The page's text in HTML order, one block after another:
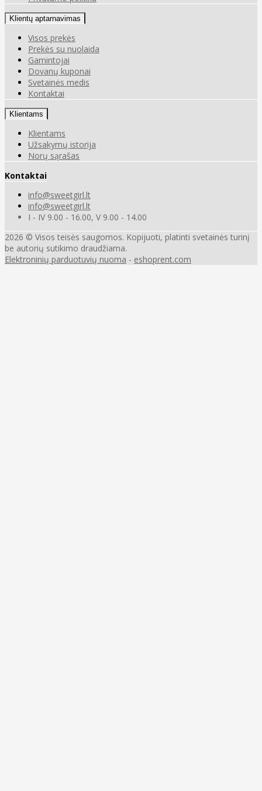
Klientų aptarnavimas
Visos prekės
Prekės su nuolaida
Gamintojai
Dovanų kuponai
Svetainės medis
Kontaktai
Klientams
Klientams
Užsakymų istorija
Norų sąrašas
Kontaktai
info@sweetgirl.lt
info@sweetgirl.lt
I - IV 9.00 - 16.00, V 9.00 - 14.00
2026 © Visos teisės saugomos. Kopijuoti, platinti svetainės turinį
be autorių sutikimo draudžiama.
Elektroninių parduotuvių nuoma - eshoprent.com